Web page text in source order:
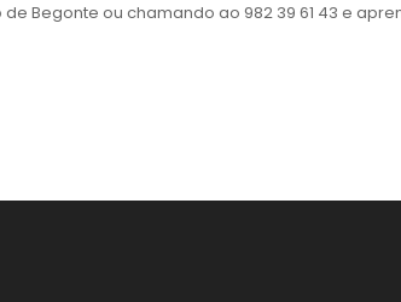
Begonte ou chamando ao 982 39 61 43 e